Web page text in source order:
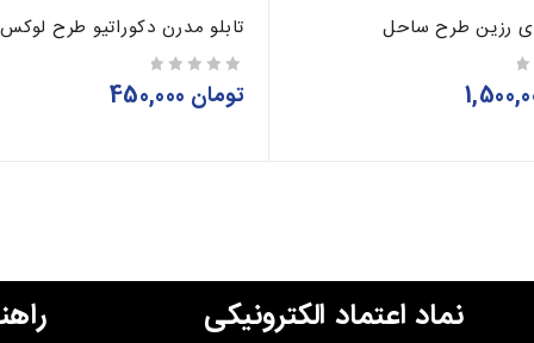
رزین طرح ساحل تابلو مدرن دکوراتیو طرح لوکس
تومان
نماد اعتماد الکترونیکی